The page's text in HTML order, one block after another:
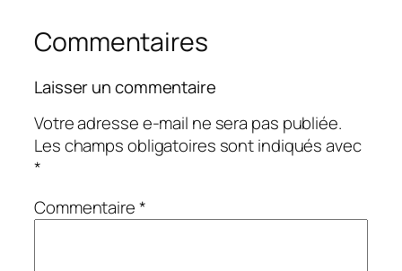
Commentaires
Laisser un commentaire
Votre adresse e-mail ne sera pas publiée.
Les champs obligatoires sont indiqués avec
*
Commentaire*